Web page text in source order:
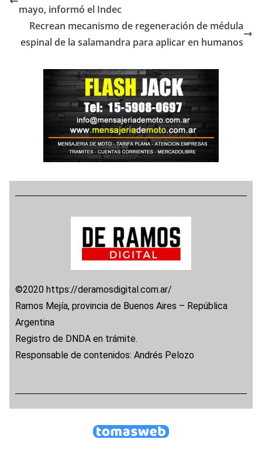
mayo, informó el Indec
Recrean mecanismo de regeneración de médula
espinal de la salamandra para aplicar en humanos
©2020 https://deramosdigital.com.ar/
Ramos Mejía, provincia de Buenos Aires – República
Argentina
Registro de DNDA en trámite.
Responsable de contenidos: Andrés Pelozo